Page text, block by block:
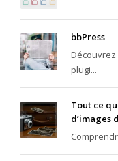
bbPress
Découvrez
plugi...
Tout ce
d’images